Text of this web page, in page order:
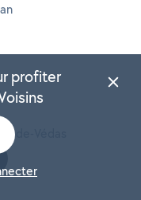
de-Védas
profiter